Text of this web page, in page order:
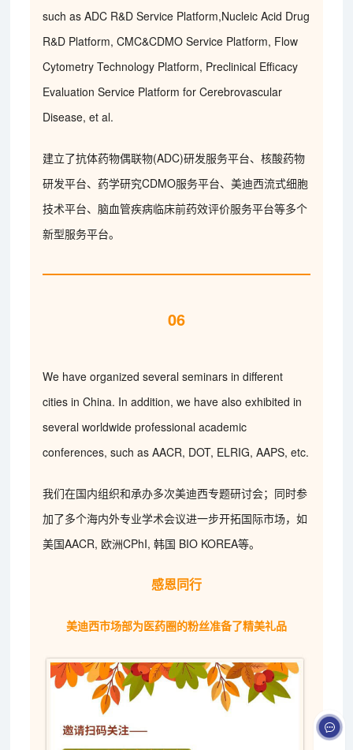
such as ADC R&D Service Platform,Nucleic Acid Drug
R&D Platform, CMC&CDMO Service Platform, Flow
Cytometry Technology Platform, Preclinical Efficacy
Evaluation Service Platform for Cerebrovascular
Disease, et al.
建立了抗体药物偶联物(ADC)研发服务平台、核酸药物
研发平台、药学研究CDMO服务平台、美迪西流式细胞
技术平台、脑血管疾病临床前药效评价服务平台等多个
新型服务平台。
06
We have organized several seminars in different
cities in China. In addition, we have also exhibited in
several worldwide professional academic
conferences, such as AACR, DOT, ELRIG, AAPS, etc.
我们在国内组织和承办多次美迪西专题研讨会；同时参
加了多个海内外专业学术会议进一步开拓国际市场，如
美国AACR, 欧洲CPhI, 韩国 BIO KOREA等。
感恩同行
美迪西市场部为医药圈的粉丝准备了精美礼品